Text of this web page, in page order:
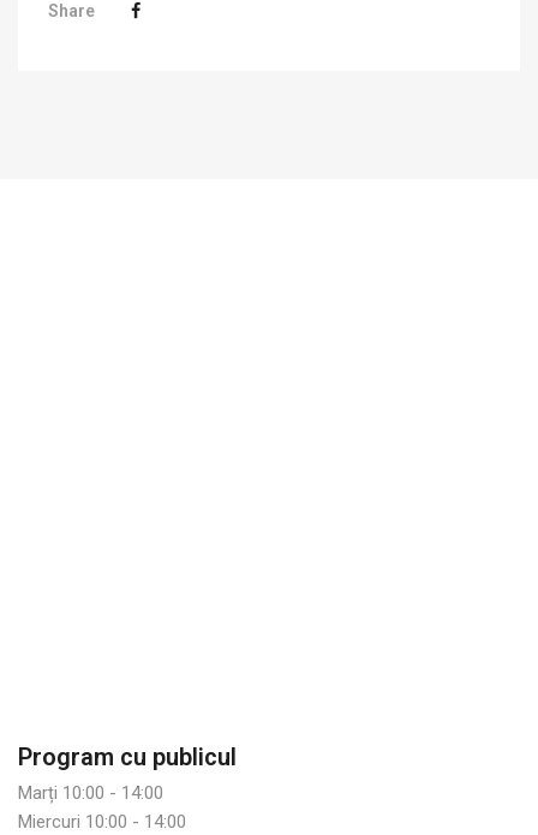
Share
Program cu publicul
Marți 10:00 - 14:00
Miercuri 10:00 - 14:00